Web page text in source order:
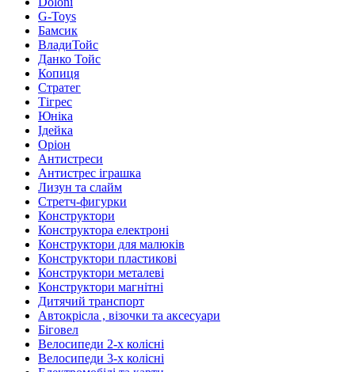
G-Toys
Бамсик
ВладиТойс
Данко Тойс
Копиця
Стратег
Тігрес
Юніка
Ідейка
Оріон
Антистреси
Антистрес іграшка
Лизун та слайм
Стретч-фигурки
Конструктори
Конструктора електроні
Конструктори для малюків
Конструктори пластикові
Конструктори металеві
Конструктори магнітні
Дитячий транспорт
Автокрісла , візочки та аксесуари
Біговел
Велосипеди 2-х колісні
Велосипеди 3-х колісні